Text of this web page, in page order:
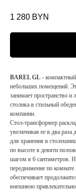
1 280 BYN
BAREL GL -
небольших помещений.
занимает пространство и
столика в стильный
компании.
Стол-трансформер
увеличивая ее в два
для хранения в
по высоте в девяти
шагом в 6 сантиметров.
передвижение по
обеспечивает
внешнюю